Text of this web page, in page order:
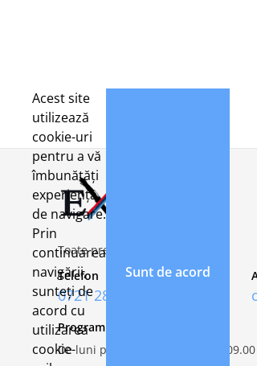
Toate preturile includ TVA 21%
Telefon
0721 282 092
Program de lucru
De luni pana vineri, intre orele 09.00
Acest site
utilizează
cookie-uri
pentru a vă
îmbunătăți
experiența
de navigare.
Prin
continuarea
navigării,
sunteți de
acord cu
utilizarea
cookie-
Sunt de acord